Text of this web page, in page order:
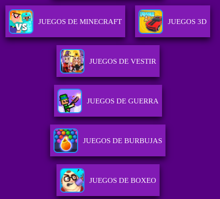
JUEGOS DE MINECRAFT JUEGOS 3D
JUEGOS DE VESTIR
JUEGOS DE GUERRA
JUEGOS DE BURBUJAS
JUEGOS DE BOXEO